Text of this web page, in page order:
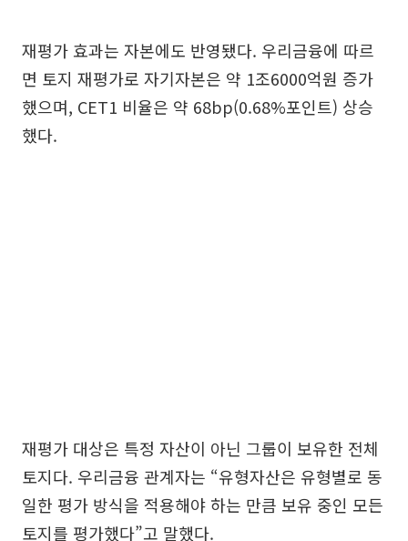
재평가 효과는 자본에도 반영됐다. 우리금융에 따르
면 토지 재평가로 자기자본은 약 1조6000억원 증가
했으며, CET1 비율은 약 68bp(0.68%포인트) 상승
했다.
재평가 대상은 특정 자산이 아닌 그룹이 보유한 전체
토지다. 우리금융 관계자는 “유형자산은 유형별로 동
일한 평가 방식을 적용해야 하는 만큼 보유 중인 모든
토지를 평가했다”고 말했다.